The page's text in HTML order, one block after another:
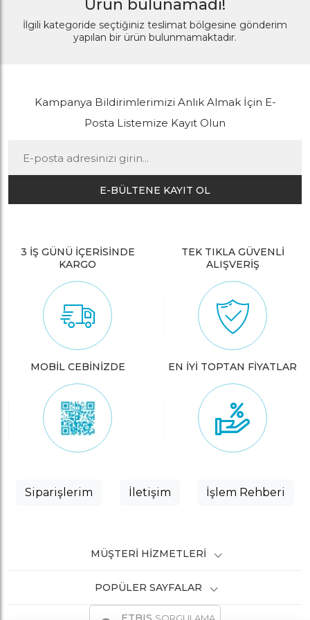
Ürün bulunamadı!
İlgili kategoride seçtiğiniz teslimat bölgesine gönderim
yapılan bir ürün bulunmamaktadır.
Kampanya Bildirimlerimizi Anlık Almak İçin E-
Posta Listemize Kayıt Olun
E-BÜLTENE KAYIT OL
3 İŞ GÜNÜ İÇERİSİNDE
KARGO
TEK TIKLA GÜVENLİ
ALIŞVERİŞ
MOBİL CEBİNİZDE EN İYİ TOPTAN FİYATLAR
Siparişlerim İletişim İşlem Rehberi
MÜŞTERI HIZMETLERI
POPÜLER SAYFALAR